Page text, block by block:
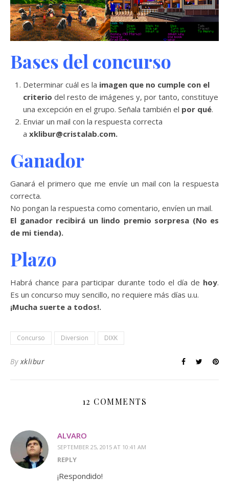
Bases del concurso
Determinar cuál es la imagen que no cumple con el
criterio del resto de imágenes y, por tanto, constituye
una excepción en el grupo. Señala también el por qué.
Enviar un mail con la respuesta correcta
a xklibur@cristalab.com.
Ganador
Ganará el primero que me envíe un mail con la respuesta
correcta.
No pongan la respuesta como comentario, envíen un mail.
El ganador recibirá un lindo premio sorpresa (No es
de mi tienda).
Plazo
Habrá chance para participar durante todo el día de hoy.
Es un concurso muy sencillo, no requiere más días u.u.
¡Mucha suerte a todos!.
Concurso Diversion DIXK
Byxklibur
12 COMMENTS
ALVARO
SEPTEMBER 25, 2015 AT 10:41 AM
REPLY
¡Respondido!